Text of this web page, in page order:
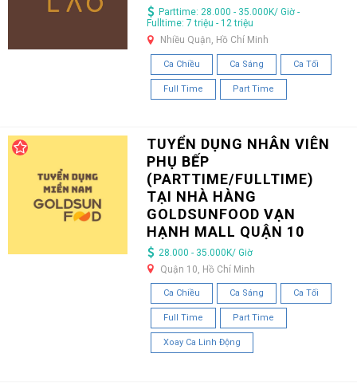
Parttime: 28.000 - 35.000K/ Giờ -
Fulltime: 7 triệu - 12 triệu
Nhiều Quận, Hồ Chí Minh
Ca Chiều Ca Sáng Ca Tối
Full Time Part Time
TUYỂN DỤNG NHÂN VIÊN
PHỤ BẾP
(PARTTIME/FULLTIME)
TẠI NHÀ HÀNG
GOLDSUNFOOD VẠN
HẠNH MALL QUẬN 10
28.000 - 35.000K/ Giờ
Quận 10, Hồ Chí Minh
Ca Chiều Ca Sáng Ca Tối
Full Time Part Time
Xoay Ca Linh Động